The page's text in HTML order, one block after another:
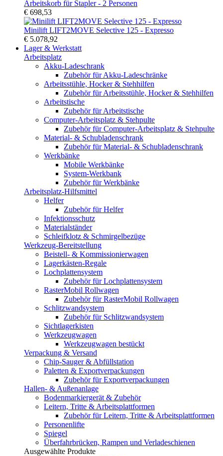
Arbeitskorb für Stapler - 2 Personen
€ 698,53
Minilift LIFT2MOVE Selective 125 - Expresso
€ 5.078,92
Lager & Werkstatt
Arbeitsplatz
Akku-Ladeschrank
Zubehör für Akku-Ladeschränke
Arbeitsstühle, Hocker & Stehhilfen
Zubehör für Arbeitsstühle, Hocker & Stehhilfen
Arbeitstische
Zubehör für Arbeitstische
Computer-Arbeitsplatz & Stehpulte
Zubehör für Computer-Arbeitsplatz & Stehpulte
Material- & Schubladenschrank
Zubehör für Material- & Schubladenschrank
Werkbänke
Mobile Werkbänke
System-Werkbank
Zubehör für Werkbänke
Arbeitsplatz-Hilfsmittel
Helfer
Zubehör für Helfer
Infektionsschutz
Materialständer
Schleifklotz & Schmirgelbezüge
Werkzeug-Bereitstellung
Beistell- & Kommissionierwagen
Lagerkästen-Regale
Lochplattensystem
Zubehör für Lochplattensystem
RasterMobil Rollwagen
Zubehör für RasterMobil Rollwagen
Schlitzwandsystem
Zubehör für Schlitzwandsystem
Sichtlagerkisten
Werkzeugwagen
Werkzeugwagen bestückt
Verpackung & Versand
Chip-Sauger & Abfüllstation
Paletten & Exportverpackungen
Zubehör für Exportverpackungen
Hallen- & Außenanlage
Bodenmarkiergerät & Zubehör
Leitern, Tritte & Arbeitsplattformen
Zubehör für Leitern, Tritte & Arbeitsplattformen
Personenlifte
Spiegel
Überfahrbrücken, Rampen und Verladeschienen
Ausgewählte Produkte